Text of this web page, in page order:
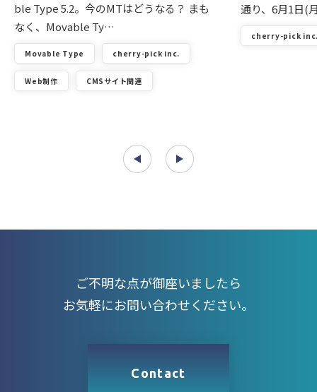
ble Type 5.2。今のMTはどうなる？ まも
なく、Movable Ty…
Movable Type cherry-pick inc.
Web制作 CMSサイト関連
通り、6月1日(
cherry-pick
ご不明な点が御座いましたら
お気軽にお問い合わせください。
Contact